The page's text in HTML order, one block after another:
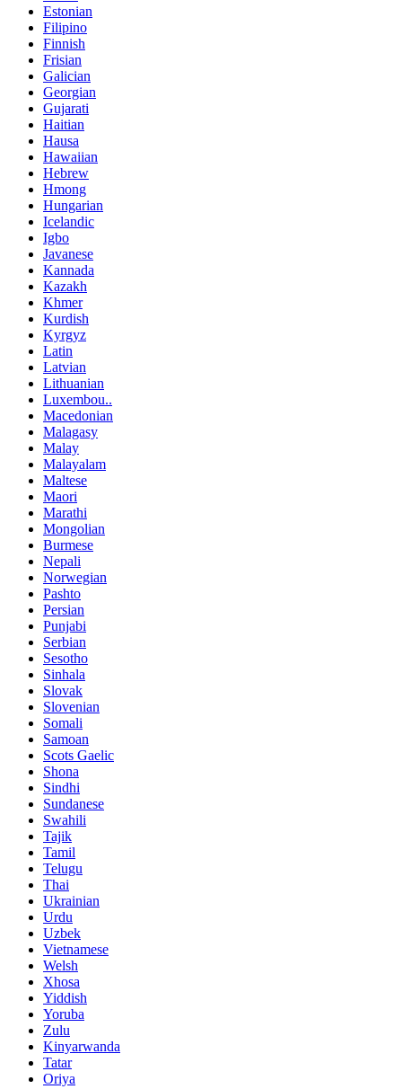
Estonian
Filipino
Finnish
Frisian
Galician
Georgian
Gujarati
Haitian
Hausa
Hawaiian
Hebrew
Hmong
Hungarian
Icelandic
Igbo
Javanese
Kannada
Kazakh
Khmer
Kurdish
Kyrgyz
Latin
Latvian
Lithuanian
Luxembou..
Macedonian
Malagasy
Malay
Malayalam
Maltese
Maori
Marathi
Mongolian
Burmese
Nepali
Norwegian
Pashto
Persian
Punjabi
Serbian
Sesotho
Sinhala
Slovak
Slovenian
Somali
Samoan
Scots Gaelic
Shona
Sindhi
Sundanese
Swahili
Tajik
Tamil
Telugu
Thai
Ukrainian
Urdu
Uzbek
Vietnamese
Welsh
Xhosa
Yiddish
Yoruba
Zulu
Kinyarwanda
Tatar
Oriya